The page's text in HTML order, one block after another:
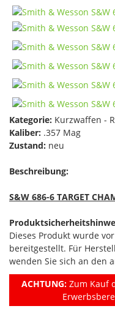
Kategorie: Kurzwaffen -
Kaliber: .357 Mag
Zustand: neu
Beschreibung:
S&W 686-6 TARGET
Dieses Produkt wurde
bereitgestellt. Für
wenden Sie sich an den
ACHTUNG:Zum Kauf